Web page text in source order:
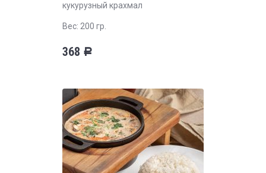
кукурузный крахмал
Вес: 200 гр.
368 Р